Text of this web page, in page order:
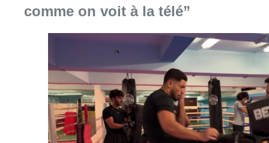
comme on voit à la télé”